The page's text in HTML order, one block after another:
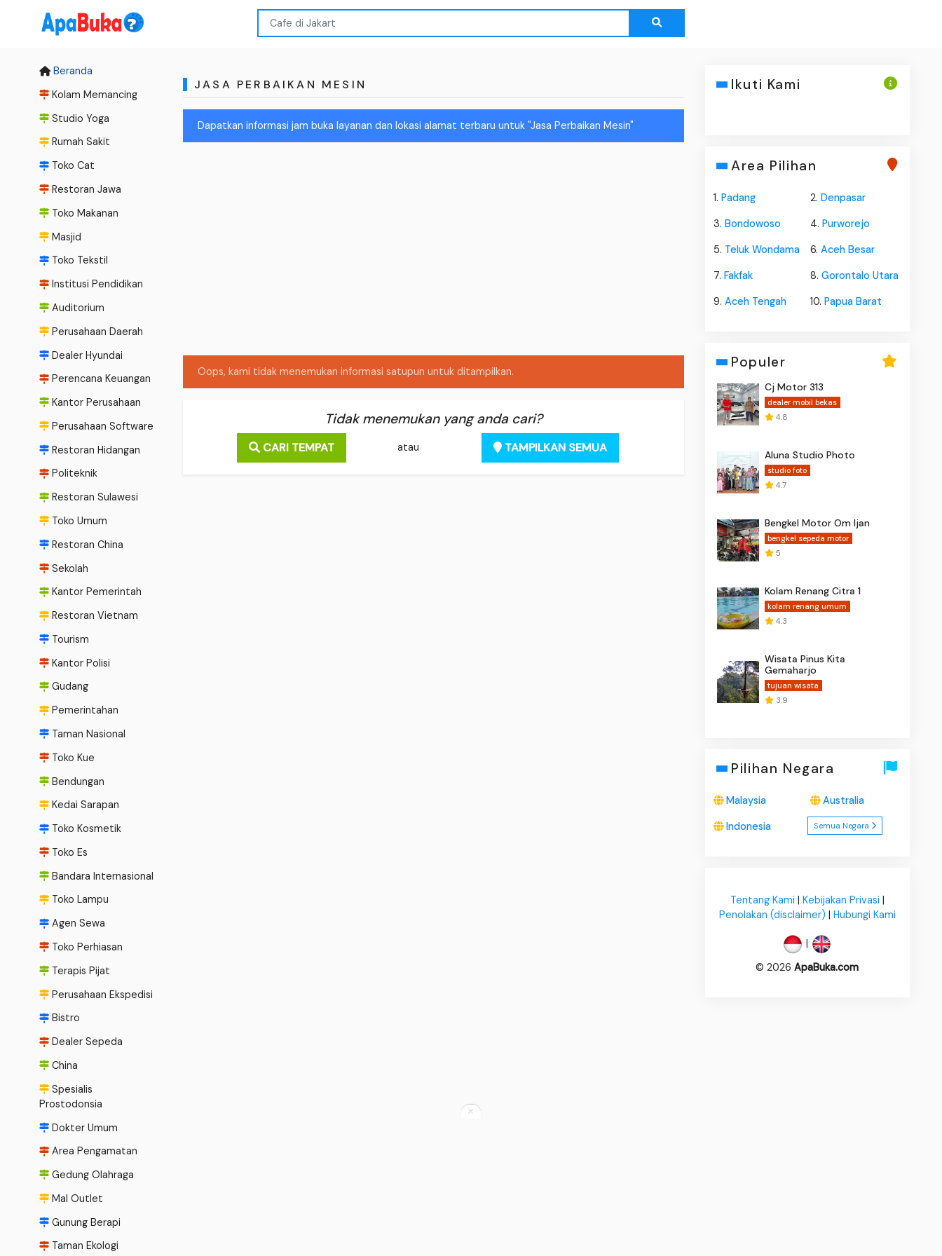
Beranda
Kolam Memancing
Studio Yoga
Rumah Sakit
Toko Cat
Restoran Jawa
Toko Makanan
Masjid
Toko Tekstil
Institusi Pendidikan
Auditorium
Perusahaan Daerah
Dealer Hyundai
Perencana Keuangan
Kantor Perusahaan
Perusahaan Software
Restoran Hidangan
Politeknik
Restoran Sulawesi
Toko Umum
Restoran China
Sekolah
Kantor Pemerintah
Restoran Vietnam
Tourism
Kantor Polisi
Gudang
Pemerintahan
Taman Nasional
Toko Kue
Bendungan
Kedai Sarapan
Toko Kosmetik
Toko Es
Bandara Internasional
Toko Lampu
Agen Sewa
Toko Perhiasan
Terapis Pijat
Perusahaan Ekspedisi
Bistro
Dealer Sepeda
China
Spesialis
Prostodonsia
Dokter Umum
Area Pengamatan
Gedung Olahraga
Mal Outlet
Gunung Berapi
Taman Ekologi
JASA PERBAIKAN MESIN
Dapatkan informasi jam buka layanan dan lokasi alamat terbaru untuk "Jasa Perbaikan Mesin"
Oops, kami tidak menemukan informasi satupun untuk ditampilkan.
Tidak menemukan yang anda cari?
CARI TEMPAT atau TAMPILKAN SEMUA
Ikuti Kami
Area Pilihan
1.Padang 2. Denpasar
3.Bondowoso 4. Purworejo
5. Teluk Wondama 6. Aceh Besar
7.Fakfak 8. Gorontalo Utara
9.Aceh Tengah 10. Papua Barat
Populer
Cj Motor 313
dealer mobil bekas
4.8
Aluna Studio Photo
studio foto
4.7
Bengkel Motor Om Ijan
bengkel sepeda motor
5
Kolam Renang Citra 1
kolam renang umum
4.3
Wisata Pinus Kita
Gemaharjo
tujuan wisata
3.9
Pilihan Negara
Malaysia Australia
Indonesia Semua Negara
Tentang Kami | Kebijakan Privasi |
Penolakan (disclaimer) | Hubungi Kami
|
© 2026ApaBuka.com